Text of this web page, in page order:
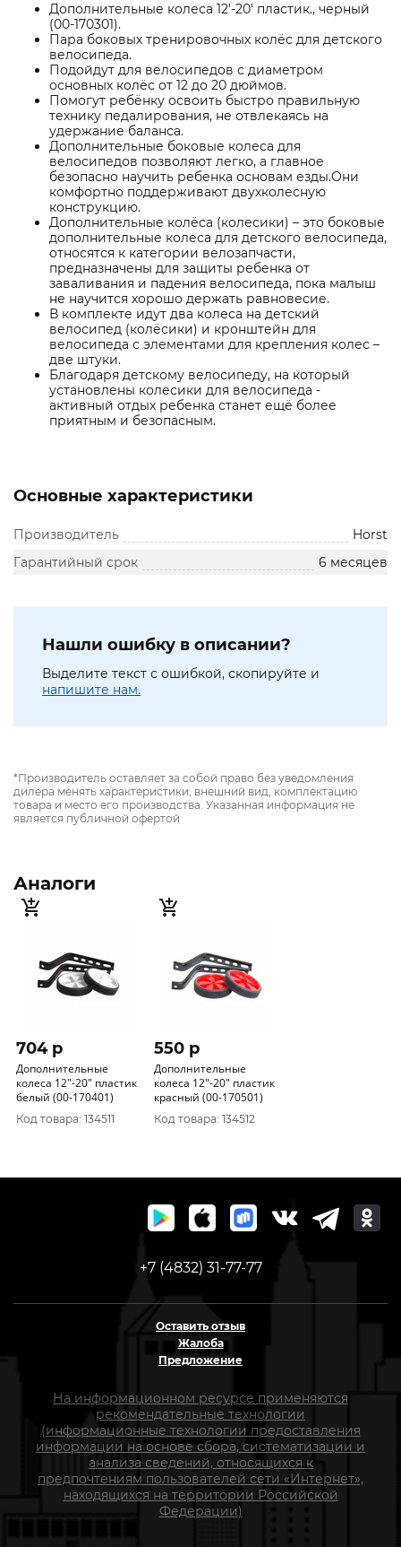
Дополнительные колеса 12'-20' пластик., черный
(00-170301).
Пара боковых тренировочных колёс для детского
велосипеда.
Подойдут для велосипедов с диаметром
основных колёс от 12 до 20 дюймов.
Помогут ребёнку освоить быстро правильную
технику педалирования, не отвлекаясь на
удержание баланса.
Дополнительные боковые колеса для
велосипедов позволяют легко, а главное
безопасно научить ребенка основам езды.Они
комфортно поддерживают двухколесную
конструкцию.
Дополнительные колёса (колесики) – это боковые
дополнительные колеса для детского велосипеда,
относятся к категории велозапчасти,
предназначены для защиты ребенка от
заваливания и падения велосипеда, пока малыш
не научится хорошо держать равновесие.
В комплекте идут два колеса на детский
велосипед (колёсики) и кронштейн для
велосипеда с элементами для крепления колес –
две штуки.
Благодаря детскому велосипеду, на который
установлены колесики для велосипеда -
активный отдых ребенка станет ещё более
приятным и безопасным.
Основные характеристики
Производитель
Horst
Гарантийный срок
6 месяцев
Нашли ошибку в описании?
Выделите текст с ошибкой, скопируйте и
напишите нам.
*Производитель оставляет за собой право без уведомления
дилера менять характеристики, внешний вид, комплектацию
товара и место его производства. Указанная информация не
является публичной офертой
Аналоги
704 p
Дополнительные
колеса 12"-20" пластик
белый (00-170401)
Код товара: 134511
550 p
Дополнительные
колеса 12"-20" пластик
красный (00-170501)
Код товара: 134512
+7 (4832) 31-77-77
Оставить отзыв
Жалоба
Предложение
На информационном ресурсе применяются
рекомендательные технологии
(информационные технологии предоставления
информации на основе сбора, систематизации и
анализа сведений, относящихся к
предпочтениям пользователей сети «Интернет»,
находящихся на территории Российской
Федерации)